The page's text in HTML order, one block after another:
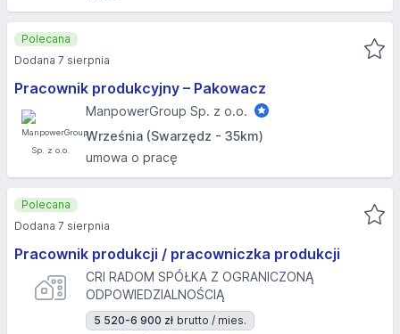
Pracownik produkcyjny – Pakowacz
ManpowerGroup Sp. z o.o.
Września (Swarzędz - 35km)
umowa o pracę
Polecana
Dodana 7 sierpnia
Pracownik produkcji / pracowniczka produkcji
CRI RADOM SPÓŁKA Z OGRANICZONĄ
ODPOWIEDZIALNOŚCIĄ
5 520-6 900 zł brutto / mies.
Polecana
Dodana 7 sierpnia